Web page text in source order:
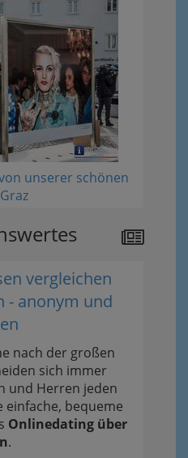
unserer schönen
vergleichen
- anonym und
nach der großen
sich immer
und Herren jeden
einfache, bequeme
Onlinedating über
.